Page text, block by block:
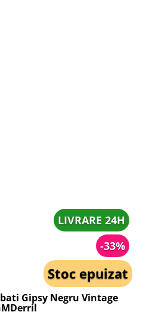
LIVRARE 24H
-33%
Stoc epuizat
Gipsy Negru Vintage